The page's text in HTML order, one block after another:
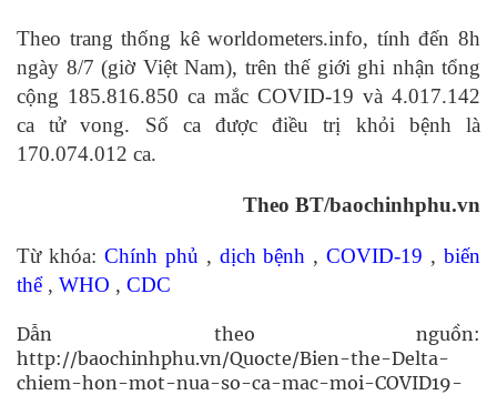
Theo trang thống kê worldometers.info, tính đến 8h
ngày 8/7 (giờ Việt Nam), trên thế giới ghi nhận tổng
cộng 185.816.850 ca mắc COVID-19 và 4.017.142
ca tử vong. Số ca được điều trị khỏi bệnh là
170.074.012 ca.
Theo BT/baochinhphu.vn
Từ khóa: Chính phủ , dịch bệnh ,COVID-19 ,biến
thể, WHO , CDC
Dẫn theo nguồn:
http://baochinhphu.vn/Quocte/Bien-the-Delta-
chiem-hon-mot-nua-so-ca-mac-moi-COVID19-